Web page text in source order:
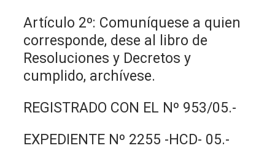
Artículo 2º: Comuníquese a quien
corresponde, dese al libro de
Resoluciones y Decretos y
cumplido, archívese.
REGISTRADO CON EL Nº 953/05.-
EXPEDIENTE Nº 2255 -HCD- 05.-